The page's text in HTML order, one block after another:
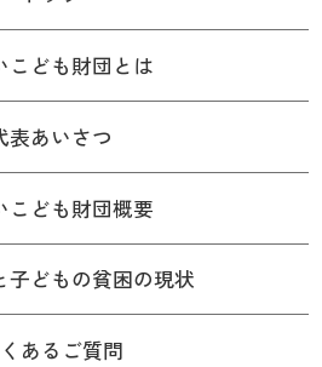
こども財団とは
表あいさつ
こども財団概要
子どもの貧困の現状
あるご質問